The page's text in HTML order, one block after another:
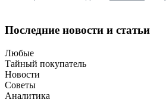
Последние новости и статьи
Любые
Тайный покупатель
Новости
Советы
Аналитика